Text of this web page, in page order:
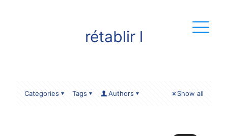
rétablir l
Categories Tags Authors Show all